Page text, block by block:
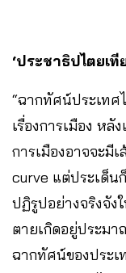
‘ประชาธิปไตยเที
“ฉากทัศน์ประเท
เรื่องการเมือง หลั
การเมืองอาจจะมี
curve แต่ประเด็น
ปฏิรูปอย่างจริงจัง
ตายเกิดอยู่ประมา
ฉากทัศน์ของประเ